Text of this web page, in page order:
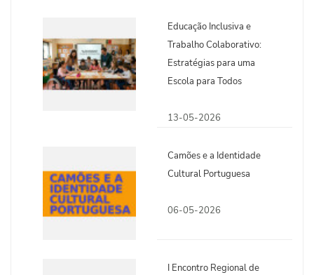
Educação Inclusiva e
Trabalho Colaborativo:
Estratégias para uma
Escola para Todos
13-05-2026
Camões e a Identidade
Cultural Portuguesa
06-05-2026
I Encontro Regional de